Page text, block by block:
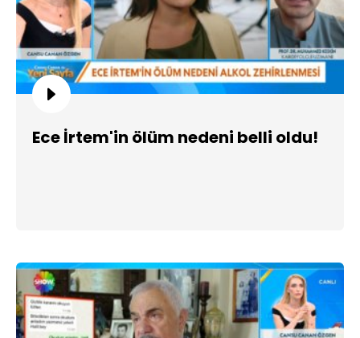
Ece İrtem'in ölüm nedeni belli oldu!